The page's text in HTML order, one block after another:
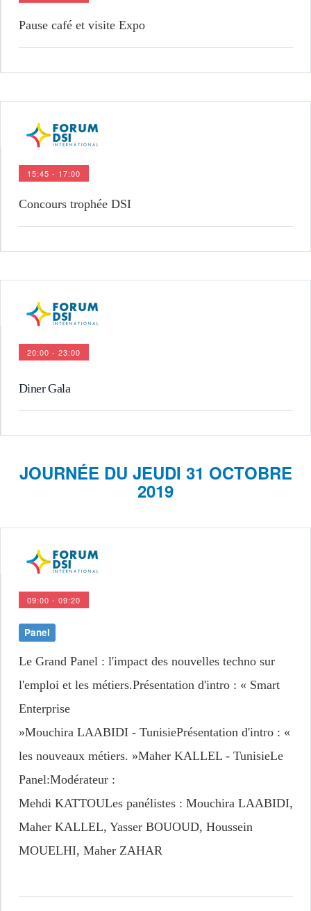
Pause café et visite Expo
15:45 - 17:00
Concours trophée DSI
20:00 - 23:00
Diner Gala
JOURNÉE DU JEUDI 31 OCTOBRE
2019
09:00 - 09:20
Panel
Le Grand Panel : l'impact des nouvelles techno sur
l'emploi et les métiers.Présentation d'intro : « Smart
Enterprise
»Mouchira LAABIDI - TunisiePrésentation d'intro : «
les nouveaux métiers. »Maher KALLEL - TunisieLe
Panel:Modérateur :
Mehdi KATTOULes panélistes : Mouchira LAABIDI,
Maher KALLEL, Yasser BOUOUD, Houssein
MOUELHI, Maher ZAHAR